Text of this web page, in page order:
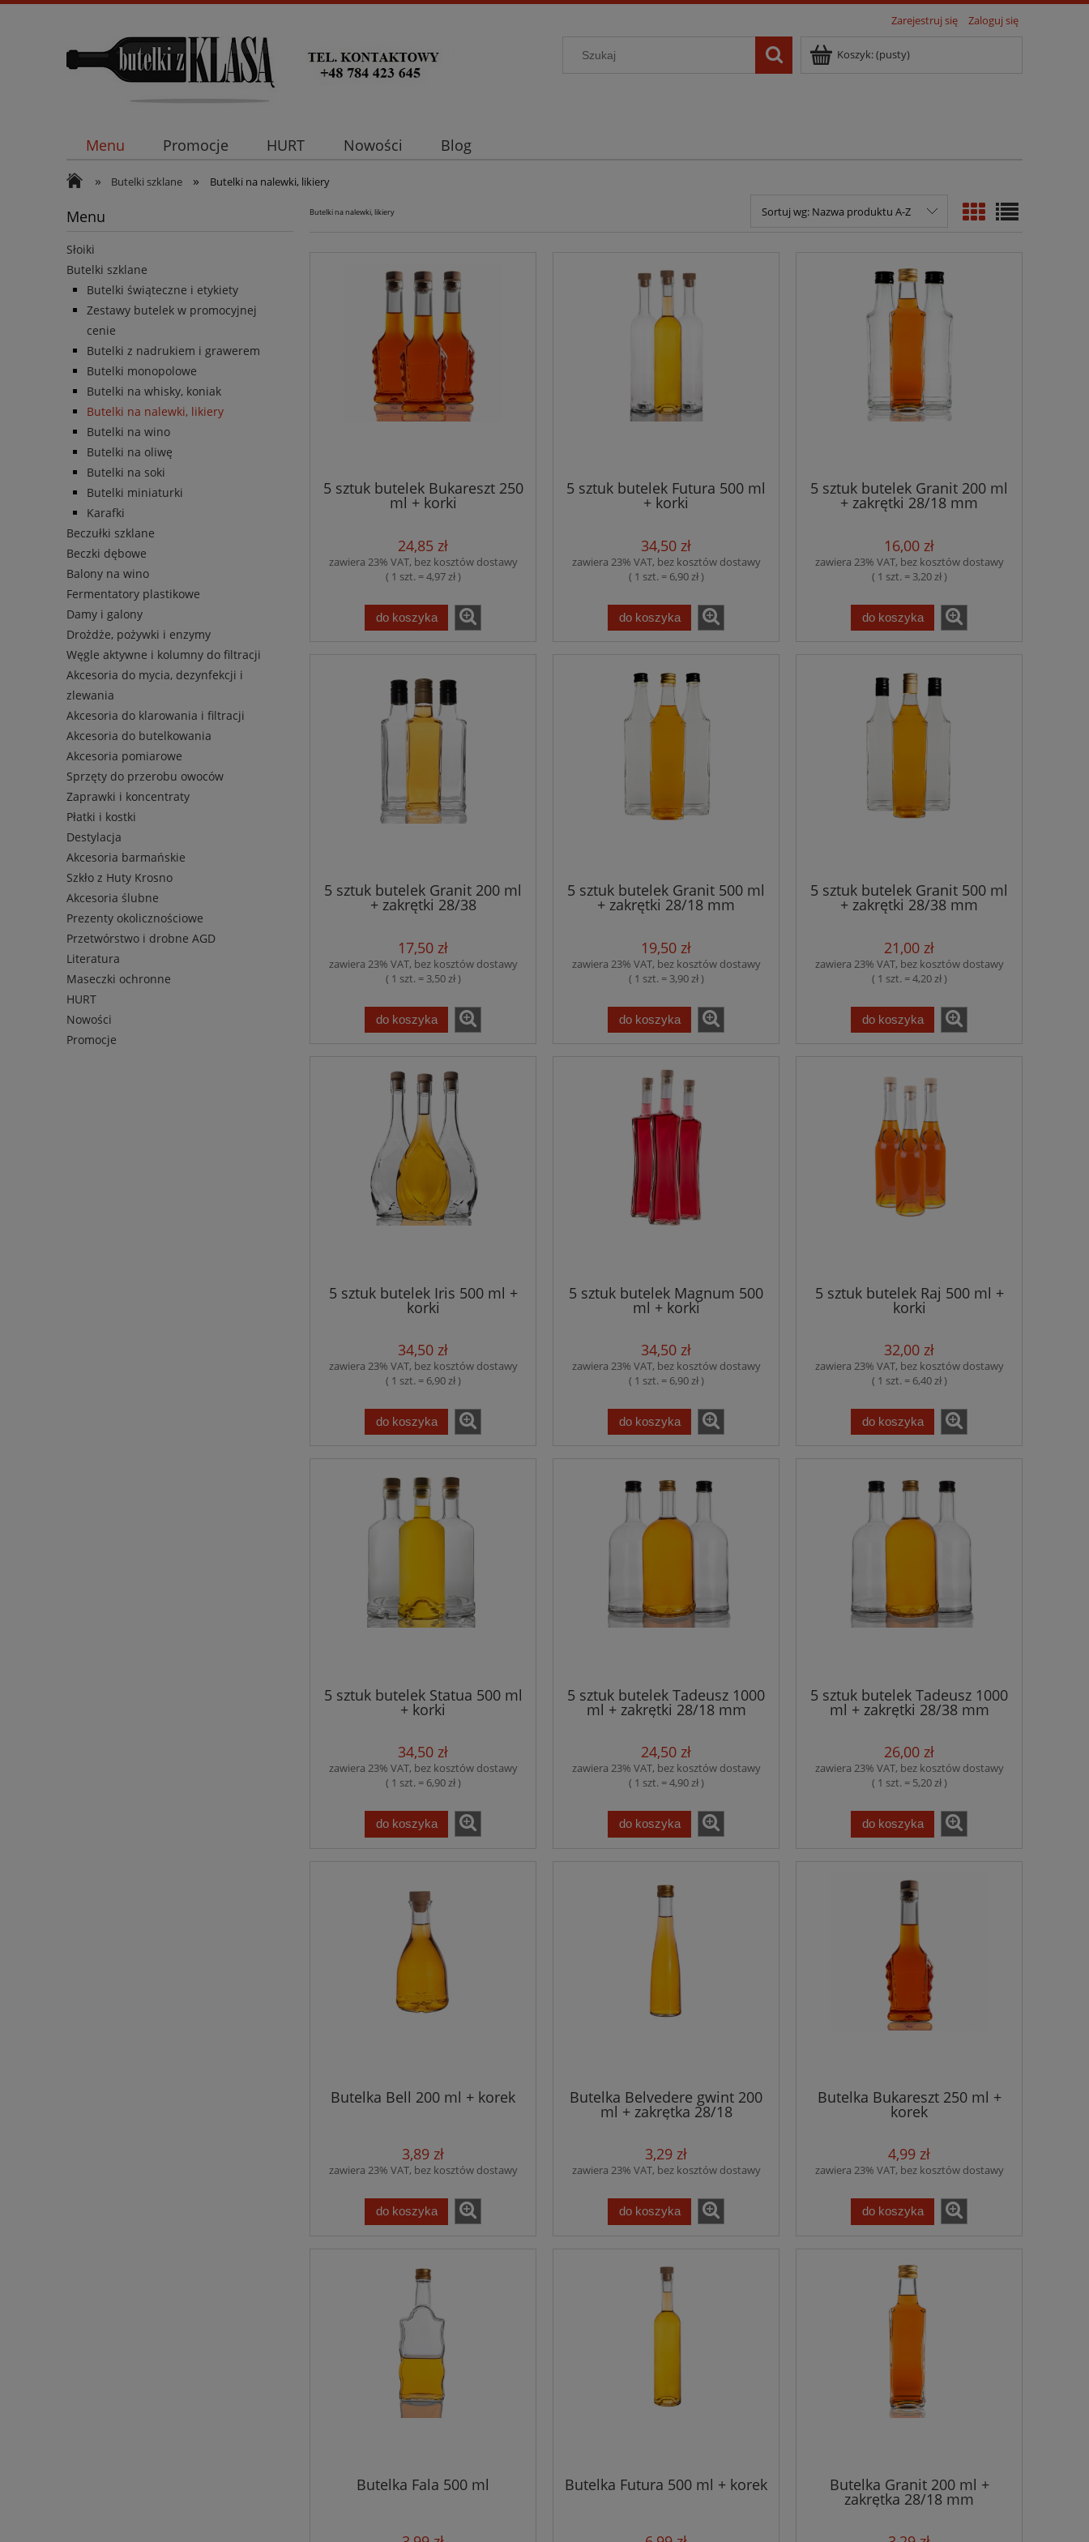
Zarejestruj się Zaloguj się
Koszyk:(pusty)
Menu Promocje HURT Nowości Blog
» Butelki szklane » Butelki na nalewki, likiery
Menu
Słoiki
Butelki szklane
Butelki świąteczne i etykiety
Zestawy butelek w promocyjnej
cenie
Butelki z nadrukiem i grawerem
Butelki monopolowe
Butelki na whisky, koniak
Butelki na nalewki, likiery
Butelki na wino
Butelki na oliwę
Butelki na soki
Butelki miniaturki
Karafki
Beczułki szklane
Beczki dębowe
Balony na wino
Fermentatory plastikowe
Damy i galony
Drożdże, pożywki i enzymy
Węgle aktywne i kolumny do filtracji
Akcesoria do mycia, dezynfekcji i
zlewania
Akcesoria do klarowania i filtracji
Akcesoria do butelkowania
Akcesoria pomiarowe
Sprzęty do przerobu owoców
Zaprawki i koncentraty
Płatki i kostki
Destylacja
Akcesoria barmańskie
Szkło z Huty Krosno
Akcesoria ślubne
Prezenty okolicznościowe
Przetwórstwo i drobne AGD
Literatura
Maseczki ochronne
HURT
Nowości
Promocje
Butelki na nalewki, likiery Sortuj wg: Nazwa produktu A-Z
5 sztuk butelek Bukareszt 250
ml + korki
24,85 zł
zawiera 23% VAT, bez kosztów dostawy
( 1 szt. = 4,97 zł )
do koszyka
5 sztuk butelek Futura 500 ml
+ korki
34,50 zł
zawiera 23% VAT, bez kosztów dostawy
( 1 szt. = 6,90 zł )
do koszyka
5 sztuk butelek Granit 200 ml
+ zakrętki 28/18 mm
16,00 zł
zawiera 23% VAT, bez kosztów dostawy
( 1 szt. = 3,20 zł )
do koszyka
5 sztuk butelek Granit 200 ml
+ zakrętki 28/38
17,50 zł
zawiera 23% VAT, bez kosztów dostawy
( 1 szt. = 3,50 zł )
do koszyka
5 sztuk butelek Granit 500 ml
+ zakrętki 28/18 mm
19,50 zł
zawiera 23% VAT, bez kosztów dostawy
( 1 szt. = 3,90 zł )
do koszyka
5 sztuk butelek Granit 500 ml
+ zakrętki 28/38 mm
21,00 zł
zawiera 23% VAT, bez kosztów dostawy
( 1 szt. = 4,20 zł )
do koszyka
5 sztuk butelek Iris 500 ml +
korki
34,50 zł
zawiera 23% VAT, bez kosztów dostawy
( 1 szt. = 6,90 zł )
do koszyka
5 sztuk butelek Magnum 500
ml + korki
34,50 zł
zawiera 23% VAT, bez kosztów dostawy
( 1 szt. = 6,90 zł )
do koszyka
5 sztuk butelek Raj 500 ml +
korki
32,00 zł
zawiera 23% VAT, bez kosztów dostawy
( 1 szt. = 6,40 zł )
do koszyka
5 sztuk butelek Statua 500 ml
+ korki
34,50 zł
zawiera 23% VAT, bez kosztów dostawy
( 1 szt. = 6,90 zł )
do koszyka
5 sztuk butelek Tadeusz 1000
ml + zakrętki 28/18 mm
24,50 zł
zawiera 23% VAT, bez kosztów dostawy
( 1 szt. = 4,90 zł )
do koszyka
5 sztuk butelek Tadeusz 1000
ml + zakrętki 28/38 mm
26,00 zł
zawiera 23% VAT, bez kosztów dostawy
( 1 szt. = 5,20 zł )
do koszyka
Butelka Bell 200 ml + korek
3,89 zł
zawiera 23% VAT, bez kosztów dostawy
do koszyka
Butelka Belvedere gwint 200
ml + zakrętka 28/18
3,29 zł
zawiera 23% VAT, bez kosztów dostawy
do koszyka
Butelka Bukareszt 250 ml +
korek
4,99 zł
zawiera 23% VAT, bez kosztów dostawy
do koszyka
Butelka Fala 500 ml Butelka Futura 500 ml + korek Butelka Granit 200 ml +
zakrętka 28/18 mm